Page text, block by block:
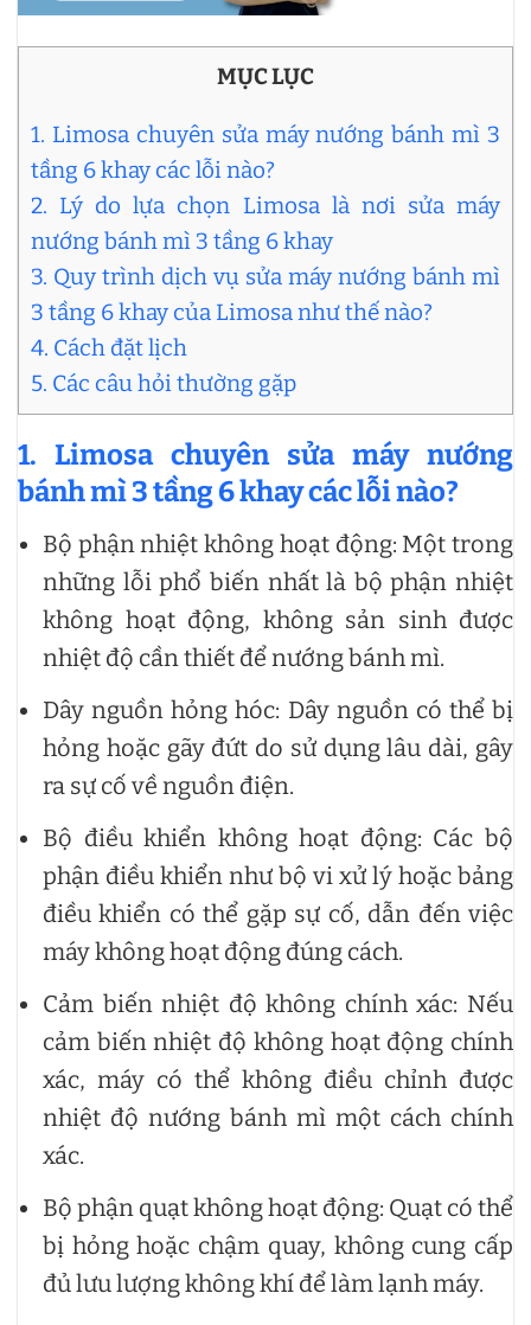
MỤC LỤC
1. Limosa chuyên sửa máy nướng bánh mì 3
tầng 6 khay các lỗi nào?
2. Lý do lựa chọn Limosa là nơi sửa máy
nướng bánh mì 3 tầng 6 khay
3. Quy trình dịch vụ sửa máy nướng bánh mì
3 tầng 6 khay của Limosa như thế nào?
4. Cách đặt lịch
5. Các câu hỏi thường gặp
1. Limosa chuyên sửa máy nướng
bánh mì 3 tầng 6 khay các lỗi nào?
Bộ phận nhiệt không hoạt động: Một trong
những lỗi phổ biến nhất là bộ phận nhiệt
không hoạt động, không sản sinh được
nhiệt độ cần thiết để nướng bánh mì.
Dây nguồn hỏng hóc: Dây nguồn có thể bị
hỏng hoặc gãy đứt do sử dụng lâu dài, gây
ra sự cố về nguồn điện.
Bộ điều khiển không hoạt động: Các bộ
phận điều khiển như bộ vi xử lý hoặc bảng
điều khiển có thể gặp sự cố, dẫn đến việc
máy không hoạt động đúng cách.
Cảm biến nhiệt độ không chính xác: Nếu
cảm biến nhiệt độ không hoạt động chính
xác, máy có thể không điều chỉnh được
nhiệt độ nướng bánh mì một cách chính
xác.
Bộ phận quạt không hoạt động: Quạt có thể
bị hỏng hoặc chậm quay, không cung cấp
đủ lưu lượng không khí để làm lạnh máy.